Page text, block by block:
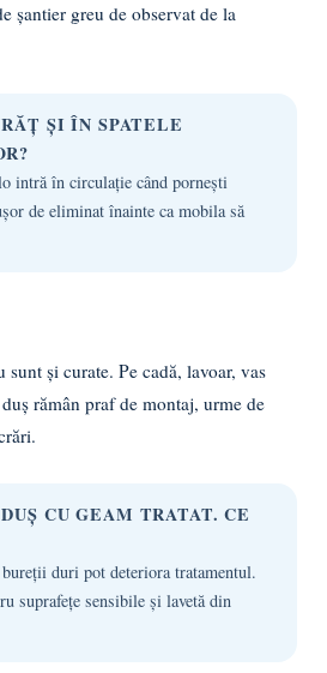
șantier greu de observat de la
ȘI ÎN SPATELE
intră în circulație când pornești
de eliminat înainte ca mobila să
și curate. Pe cadă, lavoar, vas
rămân praf de montaj, urme de
CU GEAM TRATAT. CE
duri pot deteriora tratamentul.
suprafețe sensibile și lavetă din